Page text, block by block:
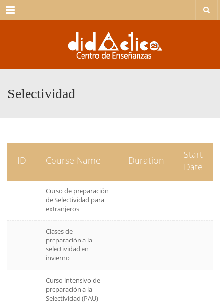
Menu
Selectividad
ID Course Name Duration
Start
Date
Curso de preparación
de Selectividad para
extranjeros
Clases de
preparación a la
selectividad en
invierno
Curso intensivo de
preparación a la
Selectividad (PAU)